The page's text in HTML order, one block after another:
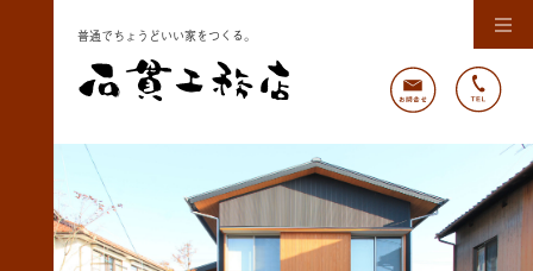
普通でちょうどいい家をつくる。